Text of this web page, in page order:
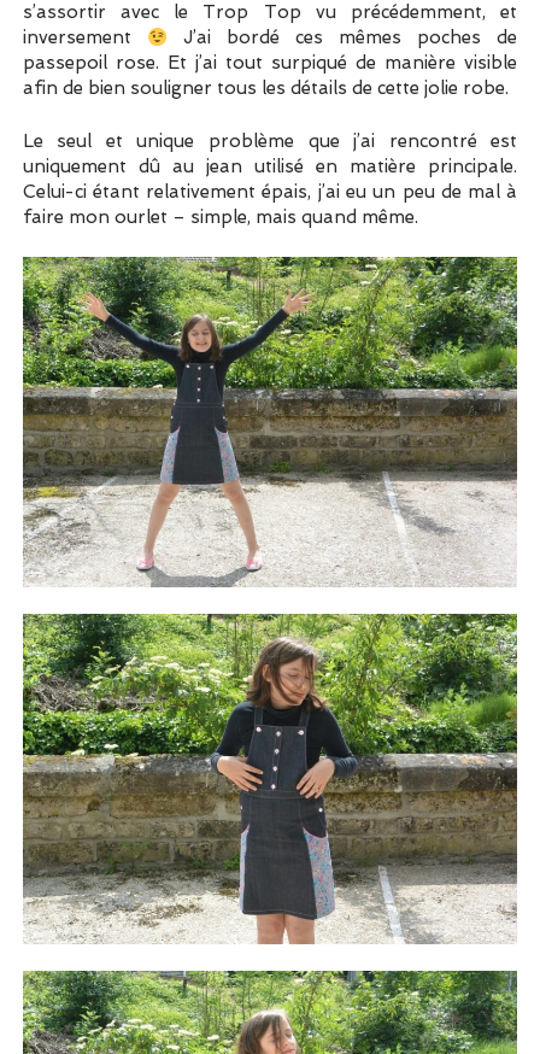
s’assortir avec le Trop Top vu précédemment, et
inversement
J’ai bordé ces mêmes poches de
passepoil rose. Et j’ai tout surpiqué de manière visible
afin de bien souligner tous les détails de cette jolie robe.
Le seul et unique problème que j’ai rencontré est
uniquement dû au jean utilisé en matière principale.
Celui-ci étant relativement épais, j’ai eu un peu de mal à
faire mon ourlet – simple, mais quand même.